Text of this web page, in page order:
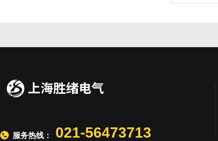
服务热线： 021-56473713